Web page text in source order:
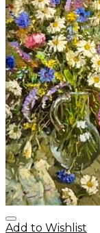
Add to Wishlist